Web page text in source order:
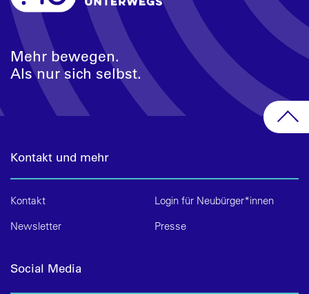
Mehr bewegen.
Als nur sich selbst.
Kontakt und mehr
Kontakt
Login für Neubürger*innen
Newsletter
Presse
Social Media